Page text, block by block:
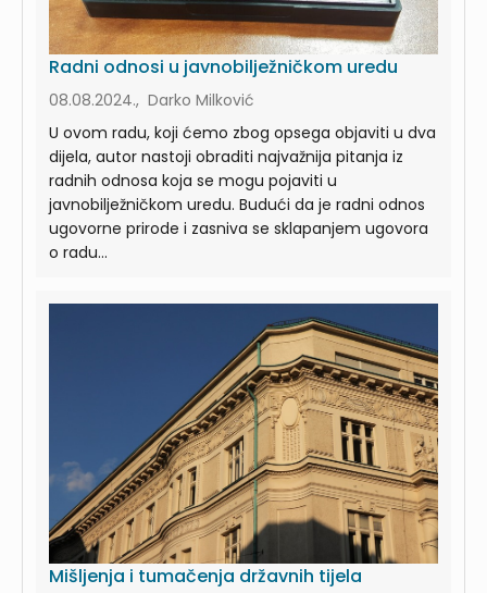
Radni odnosi u javnobilježničkom uredu
08.08.2024., Darko Milković
U ovom radu, koji ćemo zbog opsega objaviti u dva
dijela, autor nastoji obraditi najvažnija pitanja iz
radnih odnosa koja se mogu pojaviti u
javnobilježničkom uredu. Budući da je radni odnos
ugovorne prirode i zasniva se sklapanjem ugovora
o radu...
Mišljenja i tumačenja državnih tijela